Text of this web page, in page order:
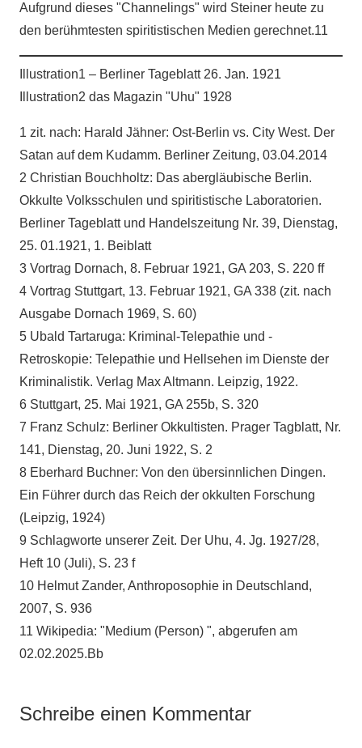
Aufgrund dieses "Channelings" wird Steiner heute zu
den berühmtesten spiritistischen Medien gerechnet.11
Illustration1 – Berliner Tageblatt 26. Jan. 1921
Illustration2 das Magazin "Uhu" 1928
1 zit. nach: Harald Jähner: Ost-Berlin vs. City West. Der
Satan auf dem Kudamm. Berliner Zeitung, 03.04.2014
2 Christian Bouchholtz: Das abergläubische Berlin.
Okkulte Volksschulen und spiritistische Laboratorien.
Berliner Tageblatt und Handelszeitung Nr. 39, Dienstag,
25. 01.1921, 1. Beiblatt
3 Vortrag Dornach, 8. Februar 1921, GA 203, S. 220 ff
4 Vortrag Stuttgart, 13. Februar 1921, GA 338 (zit. nach
Ausgabe Dornach 1969, S. 60)
5 Ubald Tartaruga: Kriminal-Telepathie und -
Retroskopie: Telepathie und Hellsehen im Dienste der
Kriminalistik. Verlag Max Altmann. Leipzig, 1922.
6 Stuttgart, 25. Mai 1921, GA 255b, S. 320
7 Franz Schulz: Berliner Okkultisten. Prager Tagblatt, Nr.
141, Dienstag, 20. Juni 1922, S. 2
8 Eberhard Buchner: Von den übersinnlichen Dingen.
Ein Führer durch das Reich der okkulten Forschung
(Leipzig, 1924)
9 Schlagworte unserer Zeit. Der Uhu, 4. Jg. 1927/28,
Heft 10 (Juli), S. 23 f
10 Helmut Zander, Anthroposophie in Deutschland,
2007, S. 936
11 Wikipedia: "Medium (Person) ", abgerufen am
02.02.2025.Bb
Schreibe einen Kommentar